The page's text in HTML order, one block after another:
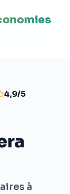
4,9/5
à